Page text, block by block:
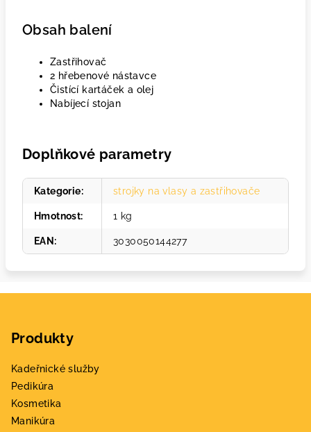
Obsah balení
Zastřihovač
2 hřebenové nástavce
Čistící kartáček a olej
Nabíjecí stojan
Doplňkové parametry
Kategorie: strojky na vlasy a zastřihovače
Hmotnost: 1 kg
EAN : 3030050144277
Produkty
Kadeřnické služby
Pedikúra
Kosmetika
Manikúra